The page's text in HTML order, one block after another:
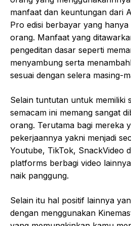
manfaat dan keuntungan dari
Pro edisi berbayar yang hanya
orang. Manfaat yang
pengeditan dasar seperti
menyambung serta
sesuai dengan selera masing-
Selain tuntutan untuk memiliki
semacam ini memang sangat
orang. Terutama bagi mereka
pekerjaannya yakni menjadi
Youtube, TikTok, SnackVideo
platforms berbagi video
naik panggung.
Selain itu hal positif lainnya
dengan menggunakan